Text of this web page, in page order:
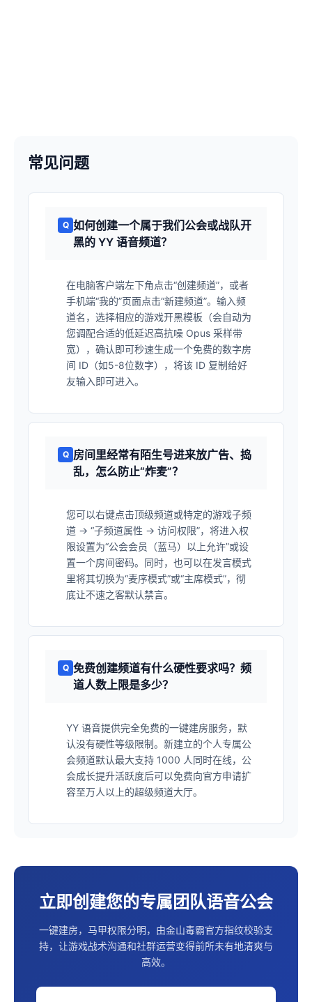
常见问题
如何创建一个属于我们公会或战队开
黑的 YY 语音频道？
在电脑客户端左下角点击“创建频道”，或者
手机端“我的”页面点击“新建频道”。输入频
道名，选择相应的游戏开黑模板（会自动为
您调配合适的低延迟高抗噪 Opus 采样带
宽），确认即可秒速生成一个免费的数字房
间 ID（如5-8位数字），将该 ID 复制给好
友输入即可进入。
房间里经常有陌生号进来放广告、捣
乱，怎么防止“炸麦”？
您可以右键点击顶级频道或特定的游戏子频
道 -> “子频道属性 -> 访问权限”，将进入权
限设置为“公会会员（蓝马）以上允许”或设
置一个房间密码。同时，也可以在发言模式
里将其切换为“麦序模式”或“主席模式”，彻
底让不速之客默认禁言。
免费创建频道有什么硬性要求吗？频
道人数上限是多少？
YY 语音提供完全免费的一键建房服务，默
认没有硬性等级限制。新建立的个人专属公
会频道默认最大支持 1000 人同时在线，公
会成长提升活跃度后可以免费向官方申请扩
容至万人以上的超级频道大厅。
立即创建您的专属团队语音公会
一键建房，马甲权限分明，由金山毒霸官方指纹校验支
持，让游戏战术沟通和社群运营变得前所未有地清爽与
高效。